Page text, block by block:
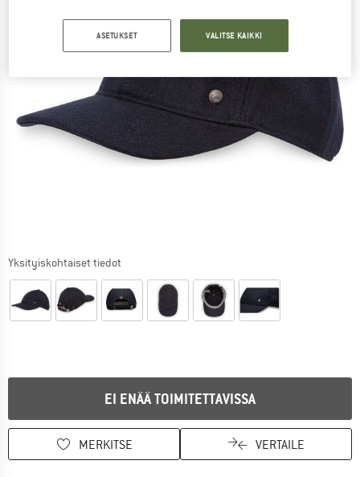
Yksityiskohtaiset tiedot
EI ENÄÄ TOIMITETTAVISSA
MERKITSE VERTAILE
ASETUKSET VALITSE KAIKKI